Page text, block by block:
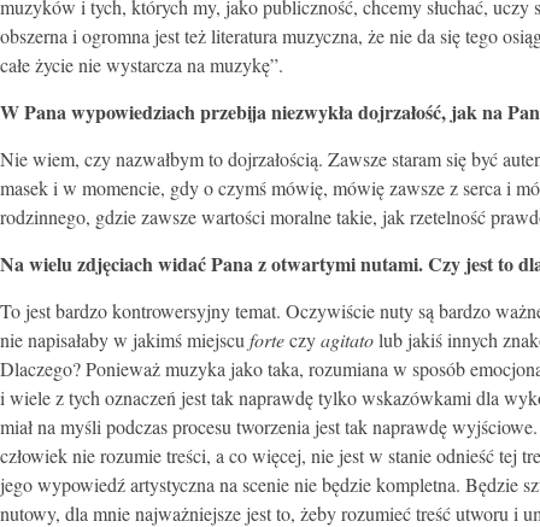
muzyków i tych, których my, jako publiczność, chcemy słuchać, uczy
obszerna i ogromna jest też literatura muzyczna, że nie da się tego
całe życie nie wystarcza na muzykę”.
W Pana wypowiedziach przebija niezwykła dojrzałość, jak na
Nie wiem, czy nazwałbym to dojrzałością. Zawsze staram się być
masek i w momencie, gdy o czymś mówię, mówię zawsze z serca i
rodzinnego, gdzie zawsze wartości moralne takie, jak rzetelność
Na wielu zdjęciach widać Pana z otwartymi nutami. Czy jest to
To jest bardzo kontrowersyjny temat. Oczywiście nuty są bardzo
nie napisałaby w jakimś miejscu forteczyagitatolub jakiś innych
Dlaczego? Ponieważ muzyka jako taka, rozumiana w sposób
i wiele z tych oznaczeń jest tak naprawdę tylko wskazówkami dla
miał na myśli podczas procesu tworzenia jest tak naprawdę
człowiek nie rozumie treści, a co więcej, nie jest w stanie odnieść tej
jego wypowiedź artystyczna na scenie nie będzie kompletna. Będzie
nutowy, dla mnie najważniejsze jest to, żeby rozumieć treść utworu i